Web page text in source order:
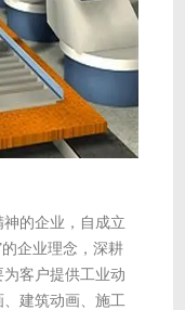
的企业，自成立
企业理念，深耕
客户提供工业动
建筑动画、施工